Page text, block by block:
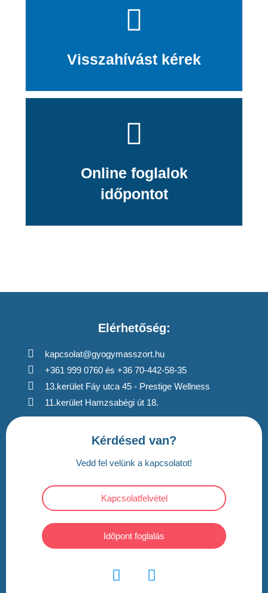
Visszahívást kérek
Online foglalok
időpontot
Elérhetőség:
kapcsolat@gyogymasszort.hu
+361 999 0760 és +36 70-442-58-35
13.kerület Fáy utca 45 - Prestige Wellness
11.kerület Hamzsabégi út 18.
Kérdésed van?
Vedd fel velünk a kapcsolatot!
Kapcsolatfelvétel
Időpont foglalás